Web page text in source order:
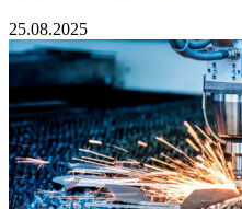
25.08.2025